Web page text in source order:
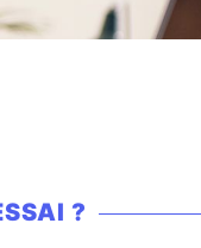
?